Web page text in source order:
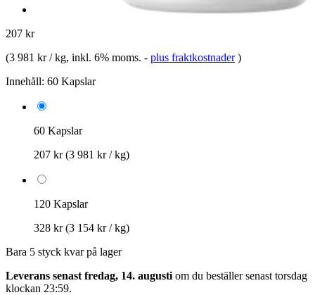
207 kr
(3 981 kr / kg, inkl. 6% moms. - plus fraktkostnader )
Innehåll: 60 Kapslar
60 Kapslar
207 kr(3 981 kr / kg)
120 Kapslar
328 kr(3 154 kr / kg)
Bara 5 styck kvar på lager
Leverans senast fredag, 14. augusti om du beställer senast torsdag
klockan 23:59.